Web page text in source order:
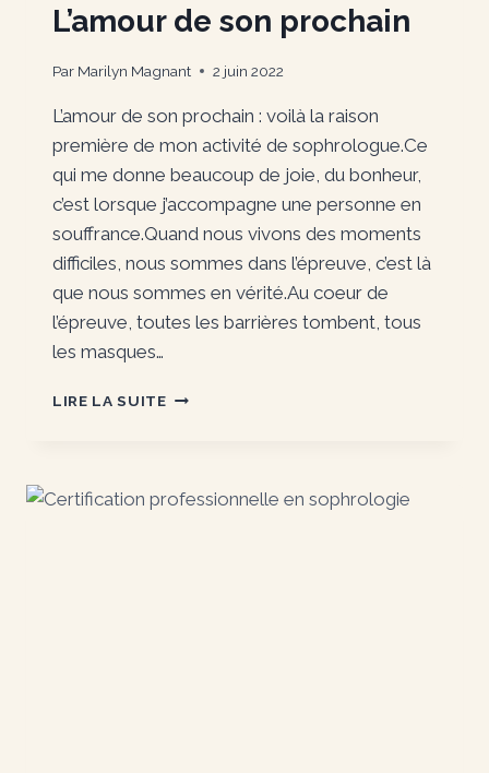
L’amour de son prochain
Par Marilyn Magnant 2 juin 2022
L’amour de son prochain : voilà la raison
première de mon activité de sophrologue.Ce
qui me donne beaucoup de joie, du bonheur,
c’est lorsque j’accompagne une personne en
souffrance.Quand nous vivons des moments
difficiles, nous sommes dans l’épreuve, c’est là
que nous sommes en vérité.Au coeur de
l’épreuve, toutes les barrières tombent, tous
les masques…
LIRE LA SUITEL’AMOUR